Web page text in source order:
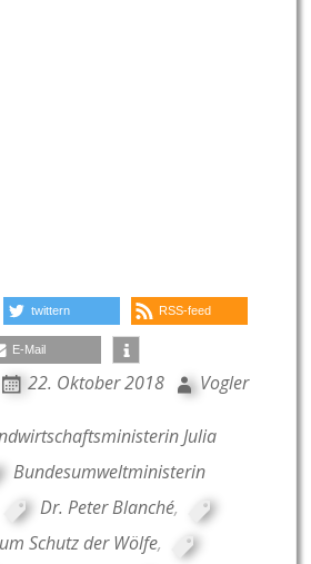
twittern RSS-feed
E-Mail
22. Oktober 2018 Vogler
Julia
Bundesumweltministerin
Dr. Peter Blanché,
Schutz der Wölfe,